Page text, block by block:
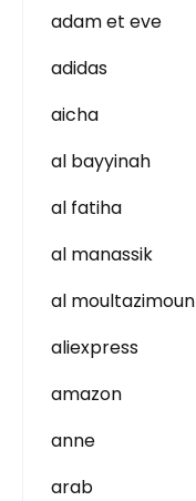
adam et eve
adidas
aicha
al bayyinah
al fatiha
al manassik
al moultazimoun
aliexpress
amazon
anne
arab